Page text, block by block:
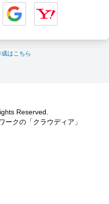
はこちら
Reserved.
ークの「クラウディア」